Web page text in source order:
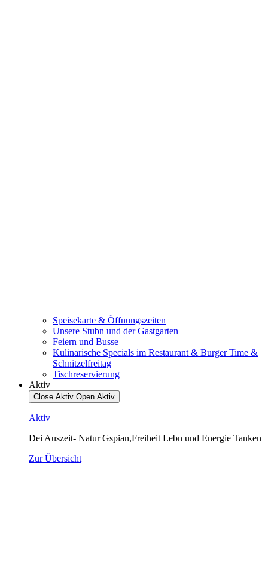
Speisekarte & Öffnungszeiten
Unsere Stubn und der Gastgarten
Feiern und Busse
Kulinarische Specials im Restaurant & Burger Time &
Schnitzelfreitag
Tischreservierung
Aktiv
Close Aktiv Open Aktiv
Aktiv
Dei Auszeit- Natur Gspian,Freiheit Lebn und Energie Tanken
Zur Übersicht